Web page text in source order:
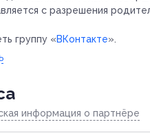
с разрешения
группу «ВКонтакте».
информация о партнёре